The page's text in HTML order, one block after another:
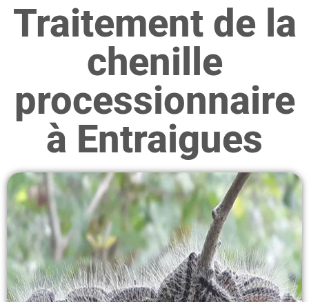
Traitement de la
chenille
processionnaire
à Entraigues